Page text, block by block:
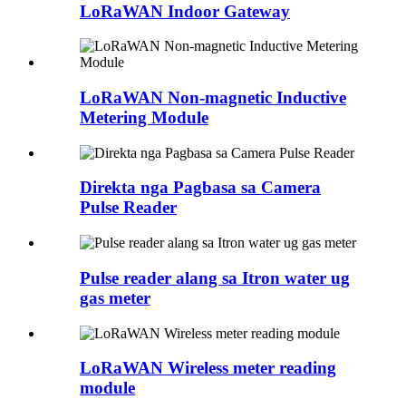
LoRaWAN Indoor Gateway
LoRaWAN Non-magnetic Inductive
Metering Module
Direkta nga Pagbasa sa Camera
Pulse Reader
Pulse reader alang sa Itron water ug
gas meter
LoRaWAN Wireless meter reading
module